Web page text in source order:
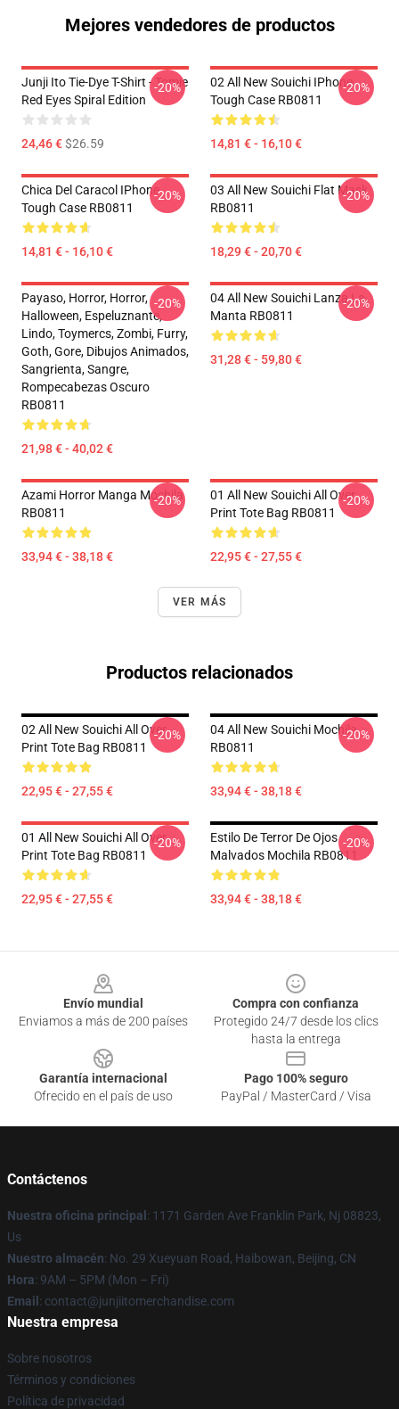
Mejores vendedores de productos
Junji Ito Tie-Dye T-Shirt - Tomie
Red Eyes Spiral Edition
24,46 €$26.59
-20%
02 All New Souichi IPhone
Tough Case RB0811
14,81 € - 16,10 €
-20%
Chica Del Caracol IPhone
Tough Case RB0811
14,81 € - 16,10 €
-20%
03 All New Souichi Flat Mask
RB0811
18,29 € - 20,70 €
-20%
Payaso, Horror, Horror,
Halloween, Espeluznante,
Lindo, Toymercs, Zombi, Furry,
Goth, Gore, Dibujos Animados,
Sangrienta, Sangre,
Rompecabezas Oscuro
RB0811
21,98 € - 40,02 €
-20%
04 All New Souichi Lanza La
Manta RB0811
31,28 € - 59,80 €
-20%
Azami Horror Manga Mochila
RB0811
33,94 € - 38,18 €
-20%
01 All New Souichi All Over
Print Tote Bag RB0811
22,95 € - 27,55 €
-20%
VER MÁS
Productos relacionados
02 All New Souichi All Over
Print Tote Bag RB0811
22,95 € - 27,55 €
-20%
04 All New Souichi Mochila
RB0811
33,94 € - 38,18 €
-20%
01 All New Souichi All Over
Print Tote Bag RB0811
22,95 € - 27,55 €
-20%
Estilo De Terror De Ojos
Malvados Mochila RB0811
33,94 € - 38,18 €
-20%
Envío mundial
Enviamos a más de 200 países
Compra con confianza
Protegido 24/7 desde los clics
hasta la entrega
Garantía internacional
Ofrecido en el país de uso
Pago 100% seguro
PayPal / MasterCard / Visa
Contáctenos
Nuestra oficina principal : 1171 Garden Ave Franklin Park, Nj 08823,
Us
Nuestro almacén: No. 29 Xueyuan Road, Haibowan, Beijing, CN
Hora: 9AM – 5PM (Mon – Fri)
Email : contact@junjiitomerchandise.com
Nuestra empresa
Sobre nosotros
Términos y condiciones
Política de privacidad